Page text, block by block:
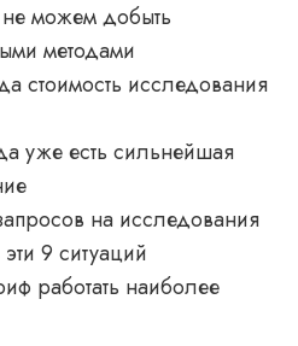
можем добыть
методами
стоимость исследования
уже есть сильнейшая
на исследования
9 ситуаций
работать наиболее